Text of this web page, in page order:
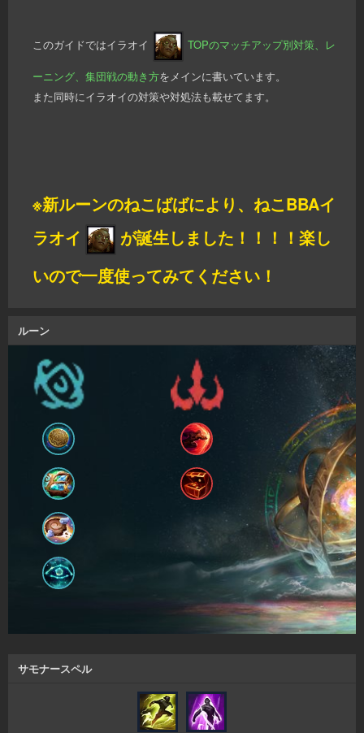
このガイドではイラオイ TOPのマッチアップ別対策、レ
ーニング、集団戦の動き方をメインに書いています。
また同時にイラオイの対策や対処法も載せてます。
※新ルーンのねこばばにより、ねこBBAイ
ラオイ
が誕生しました！！！！ 楽し
いので一度使ってみてください！
ルーン
サモナースペル